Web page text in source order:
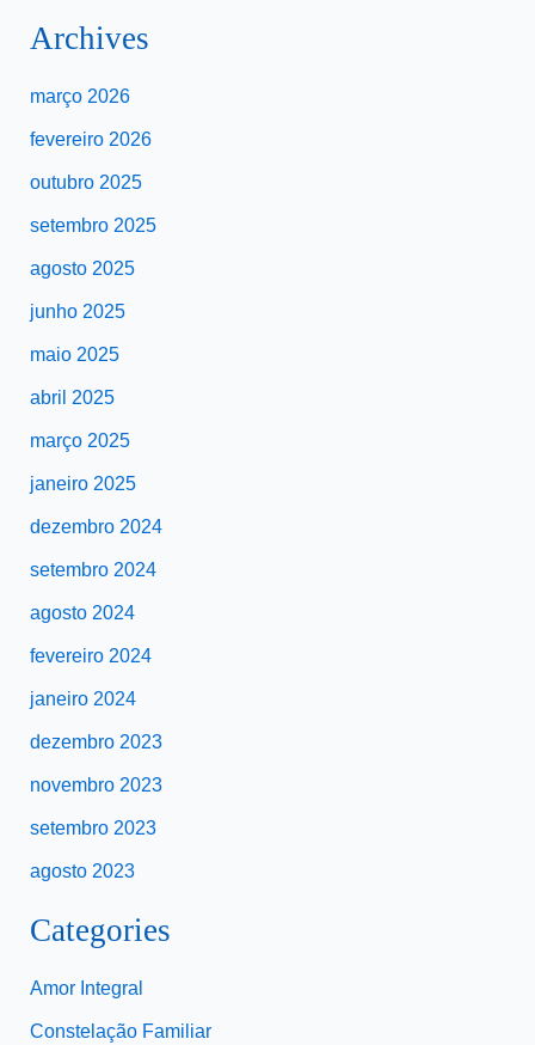
Archives
março 2026
fevereiro 2026
outubro 2025
setembro 2025
agosto 2025
junho 2025
maio 2025
abril 2025
março 2025
janeiro 2025
dezembro 2024
setembro 2024
agosto 2024
fevereiro 2024
janeiro 2024
dezembro 2023
novembro 2023
setembro 2023
agosto 2023
Categories
Amor Integral
Constelação Familiar